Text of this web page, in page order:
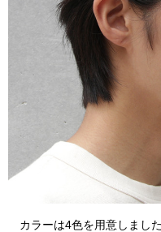
カラーは4色を用意しました